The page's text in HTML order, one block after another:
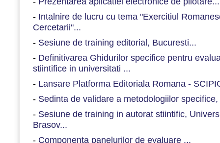
- Intalnire de lucru cu tema "Exercitiul
Cercetarii"...
- Sesiune de training editorial, Bucuresti...
- Definitivarea Ghidurilor specifice pentru
stiintifice in universitati ...
- Lansare Platforma Editoriala Romana -
- Sedinta de validare a metodologiilor
- Sesiune de training in autorat stiintific,
Brasov...
- Componenta panelurilor de evaluare ...